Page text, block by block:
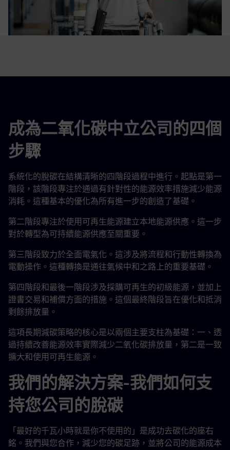
成為二氧化碳中立公司的四個
步驟
系統化的脫碳在結構清晰的四階段過程中進行。起點是第一
階段，該階段專注於通過有針對性的能源效率措施減少能源
消耗。這種基本的優化為所有進一步的創造了基礎。
第二階段專注於使用可再生能源建立本地能源供應。這一步
對於轉型為可持續能源供應至關重要。
第三階段致力於全面電氣化。這涉及將流程和行動性轉換為
電動操作。這種轉換是通往氣候中和之路上的重要基礎。
第四階段和最後一階段涉及採購可再生的初級能源，並加上
證書交易和補償方面的措施。這個最終階段旨在優化和抵消
剩餘排放量。
這項長期減碳策略的核心是以兩個主要支柱為基礎：一、透
過持續改善能源效率實際減少二氧化碳排放量，第二是一致
擴大和使用可再生能源。
我們的解決方案-我們如何支
持您公司的脫碳
「最好的千瓦小時就是你不使用的」是成功去碳化的座右
銘。我們與您合作，減少您的碳足跡，並將公司的能源成本